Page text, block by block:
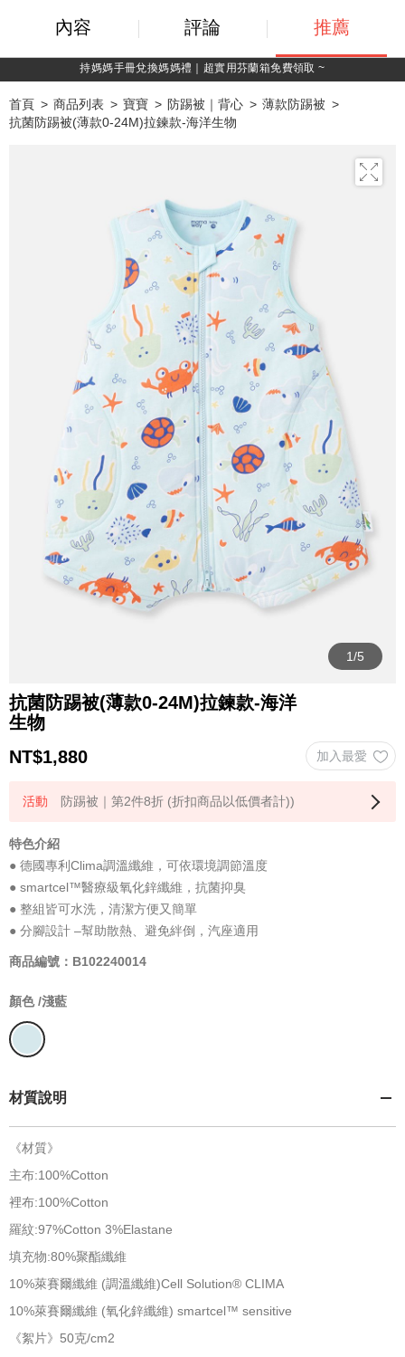
持媽媽手冊兌換媽媽禮｜超實用芬蘭箱免費領取 ~
首頁 商品列表 寶寶 防踢被｜背心
薄款防踢被
抗菌防踢被(薄款0-24M)拉鍊款-海洋生物
抗菌防踢被(薄款0-24M)拉鍊款-海洋
生物
NT$1,880
防踢被｜第2件8折 (折扣商品以低價者計))
特色介紹
● 德國專利Clima調溫纖維，可依環境調節溫度
● smartcel™醫療級氧化鋅纖維，抗菌抑臭
● 整組皆可水洗，清潔方便又簡單
● 分腳設計 –幫助散熱、避免絆倒，汽座適用
商品編號：B102240014
顏色 /淺藍
材質說明
《材質》
主布:100%Cotton
裡布:100%Cotton
羅紋:97%Cotton 3%Elastane
填充物:80%聚酯纖維
10%萊賽爾纖維 (調溫纖維)Cell Solution® CLIMA
10%萊賽爾纖維 (氧化鋅纖維) smartcel™ sensitive
《絮片》50克/cm2
內容 評論 推薦